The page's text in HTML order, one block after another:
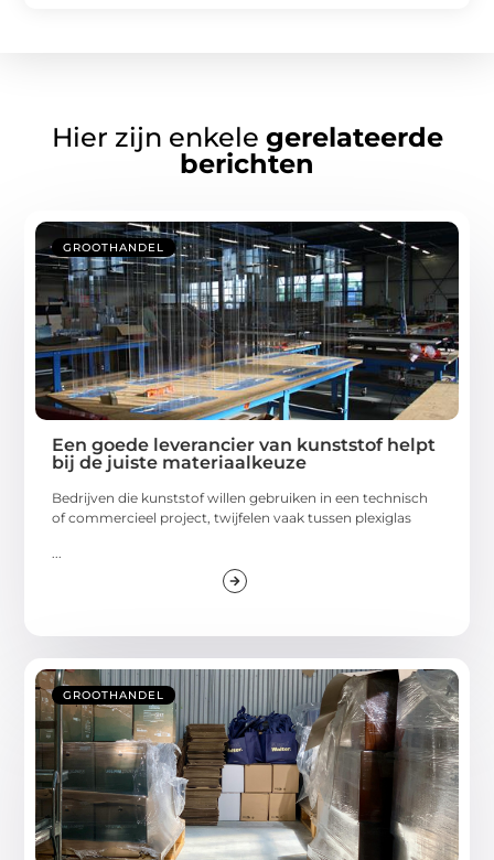
Hier zijn enkele gerelateerde
berichten
GROOTHANDEL
Een goede leverancier van kunststof helpt
bij de juiste materiaalkeuze
Bedrijven die kunststof willen gebruiken in een technisch
of commercieel project, twijfelen vaak tussen plexiglas
...
GROOTHANDEL